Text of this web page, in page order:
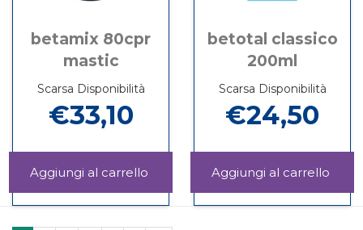
betamix 80cpr
mastic
Scarsa Disponibilità
€33,10
Aggiungi BETAMIX
MASTIC al
Informazioni
su BETAMIX
betotal classico
200ml
Scarsa Disponibilità
€24,50
Informazioni
su BETOTAL